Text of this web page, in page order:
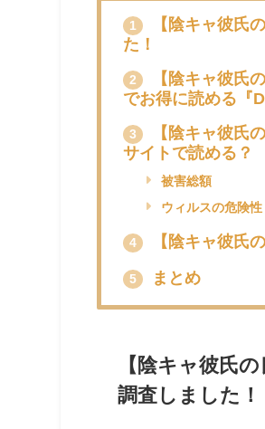
1
【陰キャ彼氏
た！
2
【陰キャ彼氏
でお得に読める『
3
【陰キャ彼氏
サイトで読める？
被害総額
ウィルスの危険性
4 【陰キャ彼氏
5 まとめ
【陰キャ彼氏
調査しました！